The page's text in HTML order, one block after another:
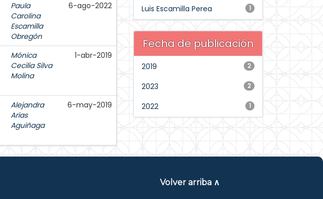
Paula
Carolina
Escamilla
Obregón
6-ago-2022
Mónica
Cecilia Silva
Molina
1-abr-2019
Alejandra
Arias
Aguiñaga
6-may-2019
1
Luis Escamilla Perea
Fecha de publicación
2
2019
2
2023
1
2022
Volver arriba ∧